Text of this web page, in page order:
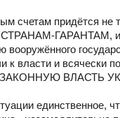
счетам придётся не
ГАРАНТАМ, и
к власти и всячески
ВЛАСТЬ
единственное,